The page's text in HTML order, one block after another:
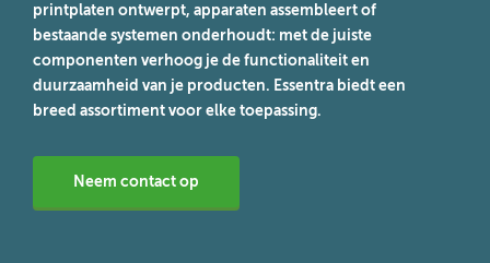
printplaten ontwerpt, apparaten assembleert of
bestaande systemen onderhoudt: met de juiste
componenten verhoog je de functionaliteit en
duurzaamheid van je producten. Essentra biedt een
breed assortiment voor elke toepassing.
Neem contact op